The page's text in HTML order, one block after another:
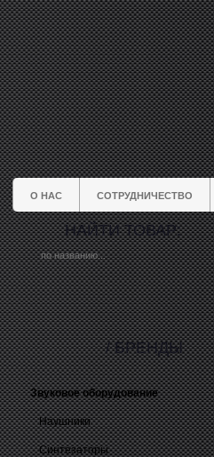
О НАС СОТРУДНИЧЕСТВО
НАЙТИ ТОВАР:
Звуковое оборудование
Наушники
Синтезаторы
/ БРЕНДЫ